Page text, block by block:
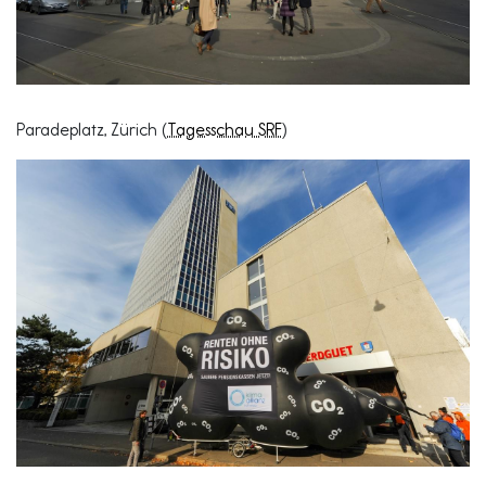
Paradeplatz, Zürich (Tagesschau SRF)